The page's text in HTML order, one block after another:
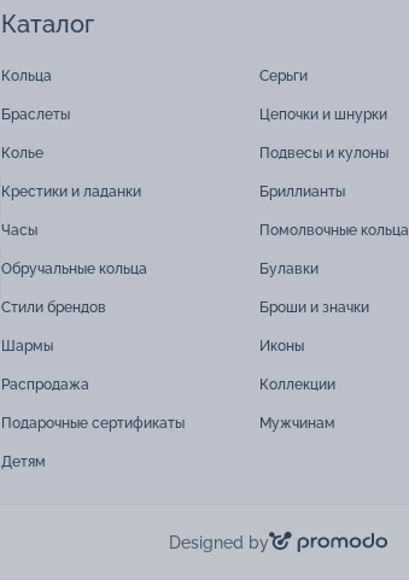
Каталог
Кольца Серьги
Браслеты Цепочки и шнурки
Колье Подвесы и кулоны
Крестики и ладанки Бриллианты
Часы Помолвочные кольца
Обручальные кольца Булавки
Стили брендов Броши и значки
Шармы Иконы
Распродажа Коллекции
Подарочные сертификаты Мужчинам
Детям
Designed by